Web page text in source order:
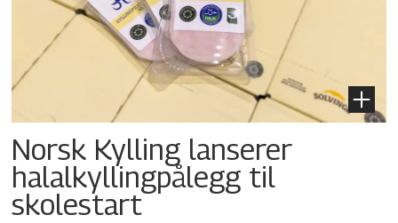
Norsk Kylling lanserer
halalkyllingpålegg til
skolestart